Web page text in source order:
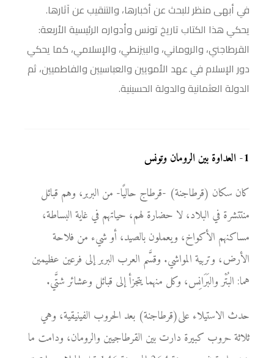
في أبهى منظر للبحث عن أخبارها، والتنقيب عن آثارها.
يحكي هذا الكتاب تاريخ تونس وأدواره الرئيسية الأربعة:
القرطاجني، والروماني، والبيزنطي، والإسلامي، كما يحكي
دور الإسلام في عهد الأمويين والعباسيين والفاطميين، ثم
الدولة العثمانية والدولة الحسينية.
1
- العداوة بين الرومان وتونس
كان سكان (قرطاجنة) -قرطاج حاليًا- من البربر، وهم قبائل
منتتشرة في البلاد، لا حضارة لهم، حياتهم في غاية البساطة،
مساكنهم الأكواخ، ويعملون بالصيد، أو شيء من فلاحة
الأرض، وتربية المواشي. وقسَّم العرب البربر إلى فرعين عظيمين
هما: البُتْر والبَرَانِس، وكل منهما يتجزأ إلى قبائل وعشائر شتَّي.
حدث الاستيلاء على(قرطاجنة) بعد الحروب الفينيقية، وهي
ثلاثة حروب كبيرة دارت بين القرطاجيين والرومان، ودامت ما